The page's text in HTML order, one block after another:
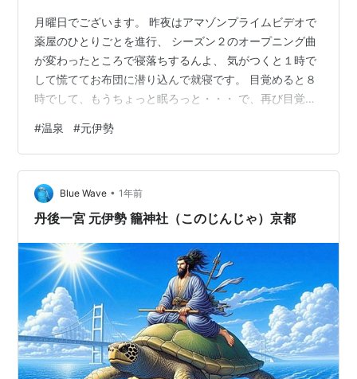
月曜日でございます。 昨夜はアマゾンプライムビデオで
薬屋のひとりごとを進行、 シーズン２のオープニング曲
が変わったところで寝落ちするんよ、 気がつくと１時で
して慌ててお布団に潜り込んで就寝です。 目覚めると８
時でして、もうちょっと眠ろっと・・・ で、再び目覚め
て洗顔・ハミガキからの朝食どすぇ、 さて、本日は元伊
勢さんに行こうじゃないか、 これは昨夜、寝落ちする前
になんとなくイメージしてたので、 直感で突き進むのが
ええような気がするインチキ・スピリチュアル霊能者、
ゴソゴソと用意し１０時半過ぎに出陣し由良川沿いを南
#温泉 #元伊勢
Blue Wave • 1年前
丹後一宮 元伊勢 籠神社（このじんじゃ）京都